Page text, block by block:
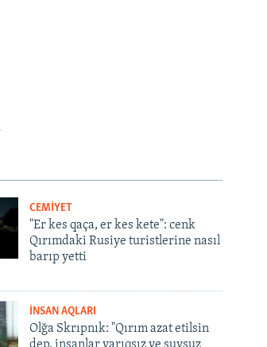
CEMİYET
"Er kes qaça, er kes kete": cenk
Qırımdaki Rusiye turistlerine nasıl
barıp yetti
İNSAN AQLARI
Olğa Skrıpnık: "Qırım azat etilsin
dep, insanlar yarıqsız ve suvsuz